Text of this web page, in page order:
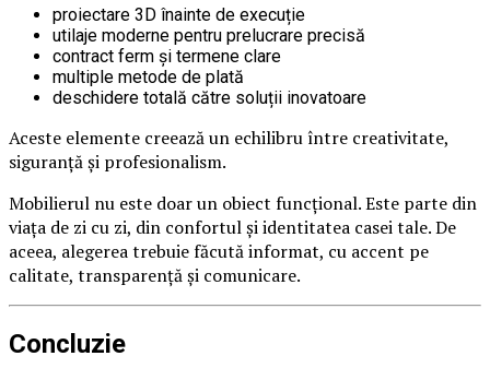
proiectare 3D înainte de execuție
utilaje moderne pentru prelucrare precisă
contract ferm și termene clare
multiple metode de plată
deschidere totală către soluții inovatoare
Aceste elemente creează un echilibru între creativitate,
siguranță și profesionalism.
Mobilierul nu este doar un obiect funcțional. Este parte din
viața de zi cu zi, din confortul și identitatea casei tale. De
aceea, alegerea trebuie făcută informat, cu accent pe
calitate, transparență și comunicare.
Concluzie